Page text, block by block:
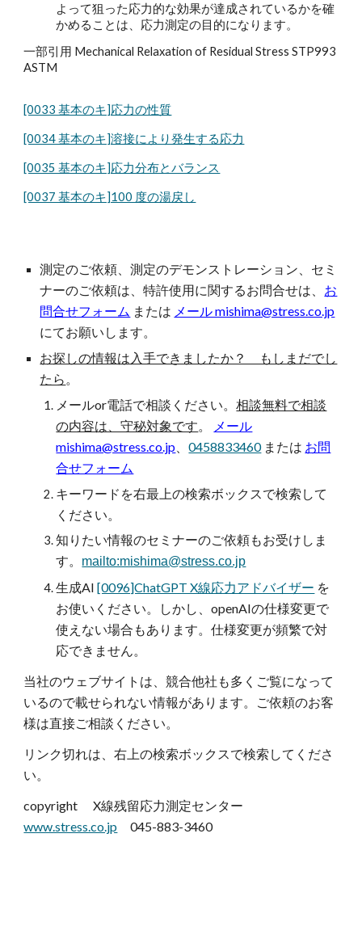
よって狙った応力的な効果が達成されているかを確
かめることは、応力測定の目的になります。
一部引用 Mechanical Relaxation of Residual Stress STP993
ASTM
[0033 基本のキ]応力の性質
[0034 基本のキ]溶接により発生する応力
[0035 基本のキ]応力分布とバランス
[0037 基本のキ]100 度の湯戻し
測定のご依頼、測定のデモンストレーション、セミ
ナーのご依頼は、特許使用に関するお問合せは、 お
問合せフォーム または メール mishima@stress.co.jp
にてお願いします。
お探しの情報は入手できましたか？ もしまだでし
たら 。
メールor電話で相談ください。相談無料で相談
の内容は、守秘対象です。
メール
mishima@stress.co.jp 、0458833460または お問
合せフォーム
キーワードを右最上の検索ボックスで検索して
ください。
知りたい情報のセミナーのご依頼もお受けしま
す。 mailto:mishima@stress.co.jp
生成AI[0096]ChatGPT X線応力アドバイザー を
お使いください。しかし、openAIの仕様変更で
使えない場合もあります。仕様変更が頻繁で対
応できません。
当社のウェブサイトは、競合他社も多くご覧になって
いるので載せられない情報があります。ご依頼のお客
様は直接ご相談ください。
リンク切れは、右上の検索ボックスで検索してくださ
い。
copyright X線残留応力測定センター
www.stress.co.jp 045-883-3460